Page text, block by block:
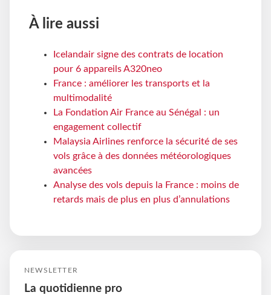
À lire aussi
Icelandair signe des contrats de location
pour 6 appareils A320neo
France : améliorer les transports et la
multimodalité
La Fondation Air France au Sénégal : un
engagement collectif
Malaysia Airlines renforce la sécurité de ses
vols grâce à des données météorologiques
avancées
Analyse des vols depuis la France : moins de
retards mais de plus en plus d’annulations
NEWSLETTER
La quotidienne pro